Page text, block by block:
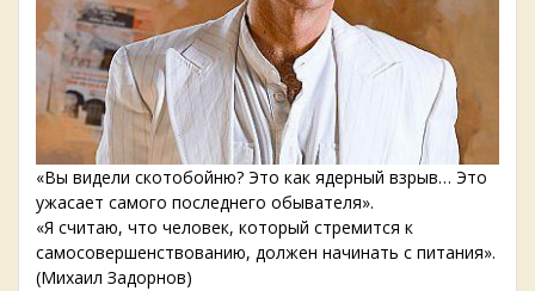
«Вы видели скотобойню? Это как ядерный взрыв… Это
ужасает самого последнего обывателя».
«Я считаю, что человек, который стремится к
самосовершенствованию, должен начинать с питания».
(Михаил Задорнов)